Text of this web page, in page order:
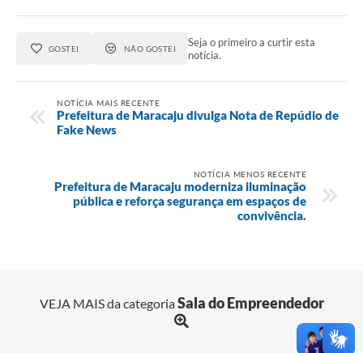
GOSTEI NÃO GOSTEI
Seja o primeiro a curtir esta
notícia.
NOTÍCIA MAIS RECENTE
Prefeitura de Maracaju divulga Nota de Repúdio de
Fake News
NOTÍCIA MENOS RECENTE
Prefeitura de Maracaju moderniza iluminação
pública e reforça segurança em espaços de
convivência.
VEJA MAIS da categoriaSala do Empreendedor